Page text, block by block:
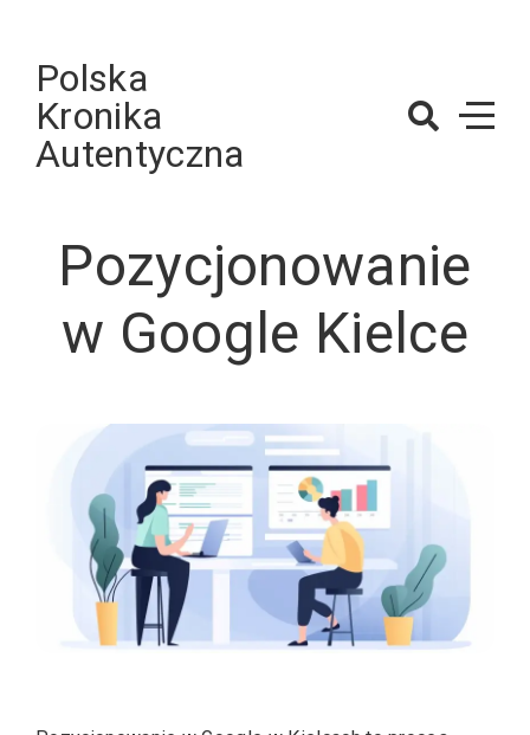
contentPolska
Kronika
Autentyczna
Pozycjonowanie
w Google Kielce